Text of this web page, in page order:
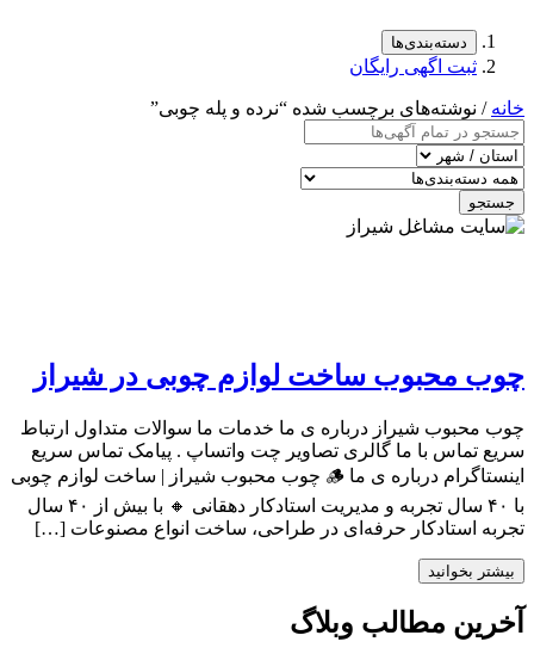
دسته‌بندی‌ها
ثبت اگهی رایگان
خانه / نوشته‌های برچسب شده “نرده و پله چوبی”
جستجو
چوب محبوب ساخت لوازم چوبی در شیراز
چوب محبوب شیراز درباره ی ما خدمات ما سوالات متداول ارتباط
سریع تماس با ما گالری تصاویر چت واتساپ . پیامک تماس سریع
اینستاگرام درباره ی ما 🪵 چوب محبوب شیراز | ساخت لوازم چوبی
با ۴۰ سال تجربه و مدیریت استادکار دهقانی 🔸 با بیش از ۴۰ سال
تجربه استادکار حرفه‌ای در طراحی، ساخت انواع مصنوعات […]
بیشتر بخوانید
آخرین مطالب وبلاگ